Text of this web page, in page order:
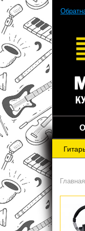
Главная